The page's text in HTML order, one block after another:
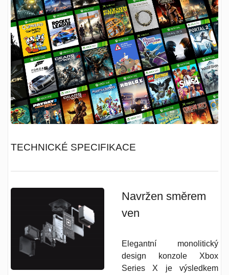
TECHNICKÉ SPECIFIKACE
Navržen směrem
ven
Elegantní monolitický
design konzole Xbox
Series X je výsledkem